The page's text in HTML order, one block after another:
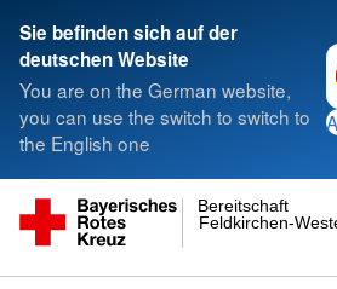
Sie befinden sich auf der
deutschen Website
You are on the German website,
you can use the switch to switch to
the English one
Feldkirchen-
Bereitschaft